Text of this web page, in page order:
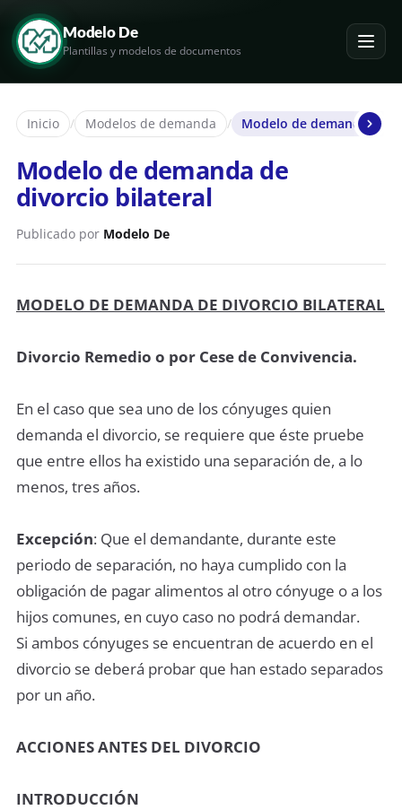
Modelo De
Plantillas y modelos de documentos
Inicio / Modelos de demanda / Modelo de demanda de
Modelo de demanda de
divorcio bilateral
Publicado por Modelo De
MODELO DE DEMANDA DE DIVORCIO BILATERAL
Divorcio Remedio o por Cese de Convivencia.
En el caso que sea uno de los cónyuges quien
demanda el divorcio, se requiere que éste pruebe
que entre ellos ha existido una separación de, a lo
menos, tres años.
Excepción: Que el demandante, durante este
periodo de separación, no haya cumplido con la
obligación de pagar alimentos al otro cónyuge o a los
hijos comunes, en cuyo caso no podrá demandar.
Si ambos cónyuges se encuentran de acuerdo en el
divorcio se deberá probar que han estado separados
por un año.
ACCIONES ANTES DEL DIVORCIO
INTRODUCCIÓN